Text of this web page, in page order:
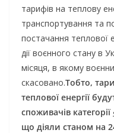
тарифів на теплову
транспортування та
постачання теплової
дії воєнного стану в
місяця, в якому
скасовано.Тобто,
теплової енергії
споживачів категорії
що діяли станом на